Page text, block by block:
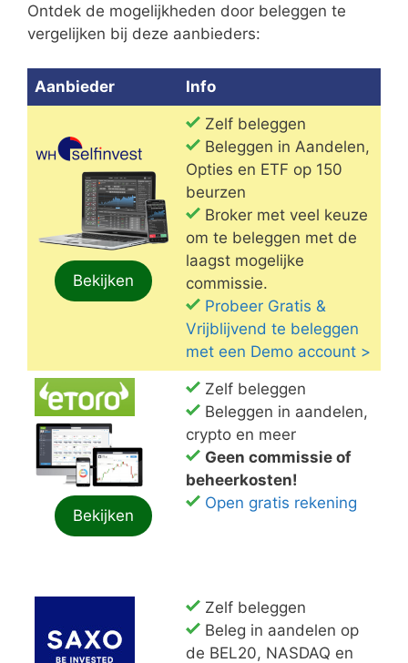
Ontdek de mogelijkheden door beleggen te
vergelijken bij deze aanbieders:
Aanbieder Info
Bekijken
Zelf beleggen
Beleggen in Aandelen,
Opties en ETF op 150
beurzen
Broker met veel keuze
om te beleggen met de
laagst mogelijke
commissie.
Probeer Gratis &
Vrijblijvend te beleggen
met een Demo account >
Bekijken
Zelf beleggen
Beleggen in aandelen,
crypto en meer
Geen commissie of
beheerkosten!
Open gratis rekening
Zelf beleggen
Beleg in aandelen op
de BEL20, NASDAQ en